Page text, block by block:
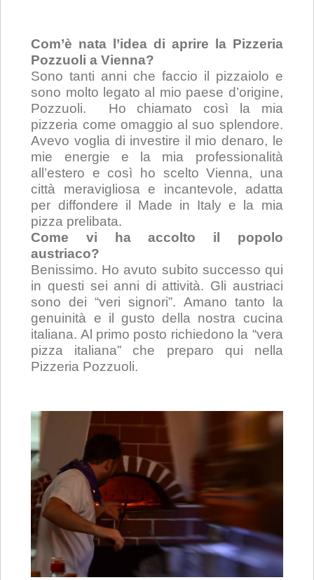
Com’è nata l’idea di aprire la Pizzeria
Pozzuoli a Vienna?
Sono tanti anni che faccio il pizzaiolo e
sono molto legato al mio paese d’origine,
Pozzuoli. Ho chiamato così la mia
pizzeria come omaggio al suo splendore.
Avevo voglia di investire il mio denaro, le
mie energie e la mia professionalità
all’estero e così ho scelto Vienna, una
città meravigliosa e incantevole, adatta
per diffondere il Made in Italy e la mia
pizza prelibata.
Come vi ha accolto il popolo
austriaco?
Benissimo. Ho avuto subito successo qui
in questi sei anni di attività. Gli austriaci
sono dei “veri signori”. Amano tanto la
genuinità e il gusto della nostra cucina
italiana. Al primo posto richiedono la “vera
pizza italiana” che preparo qui nella
Pizzeria Pozzuoli.